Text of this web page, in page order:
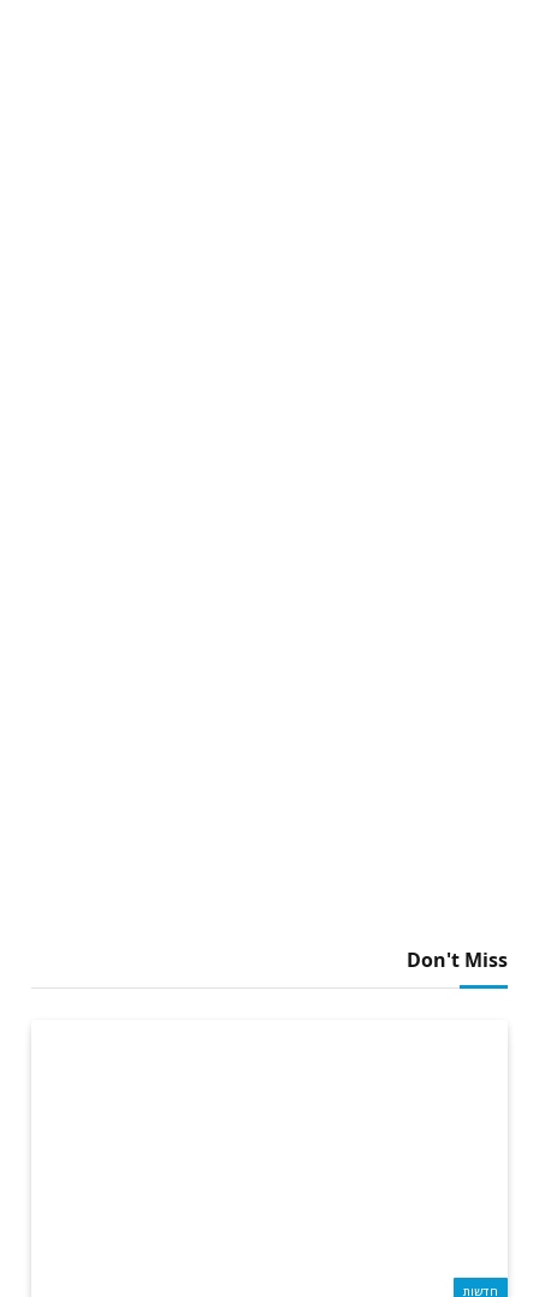
Don't Miss
חדשות